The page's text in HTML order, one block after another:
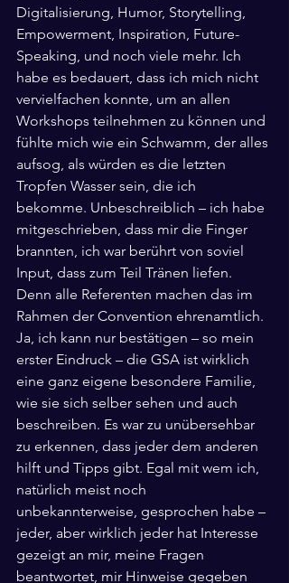
Digitalisierung, Humor, Storytelling,
Empowerment, Inspiration, Future-
Speaking, und noch viele mehr. Ich
habe es bedauert, dass ich mich nicht
vervielfachen konnte, um an allen
Workshops teilnehmen zu können und
fühlte mich wie ein Schwamm, der alles
aufsog, als würden es die letzten
Tropfen Wasser sein, die ich
bekomme. Unbeschreiblich – ich habe
mitgeschrieben, dass mir die Finger
brannten, ich war berührt von soviel
Input, dass zum Teil Tränen liefen.
Denn alle Referenten machen das im
Rahmen der Convention ehrenamtlich.
Ja, ich kann nur bestätigen – so mein
erster Eindruck – die GSA ist wirklich
eine ganz eigene besondere Familie,
wie sie sich selber sehen und auch
beschreiben. Es war zu unübersehbar
zu erkennen, dass jeder dem anderen
hilft und Tipps gibt. Egal mit wem ich,
natürlich meist noch
unbekannterweise, gesprochen habe –
jeder, aber wirklich jeder hat Interesse
gezeigt an mir, meine Fragen
beantwortet, mir Hinweise gegeben